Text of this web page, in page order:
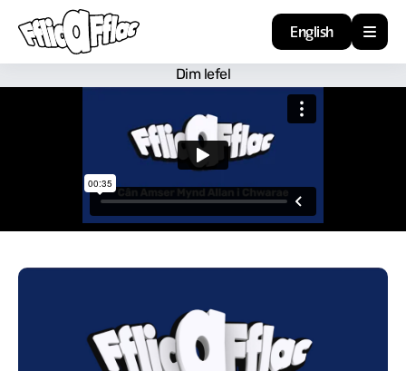
Adnoddau
Amdan
Arweiniad
English
Dim lefel